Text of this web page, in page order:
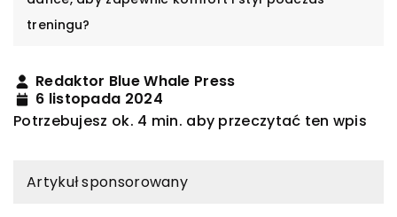
treningu?
Redaktor Blue Whale Press
6 listopada 2024
Potrzebujesz ok. 4 min. aby przeczytać ten wpis
Artykuł sponsorowany